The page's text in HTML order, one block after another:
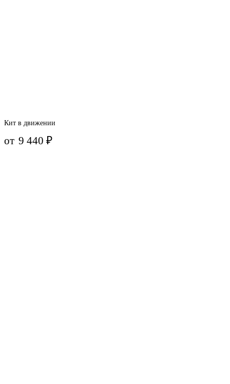
Кит в движении
от 9 440₽